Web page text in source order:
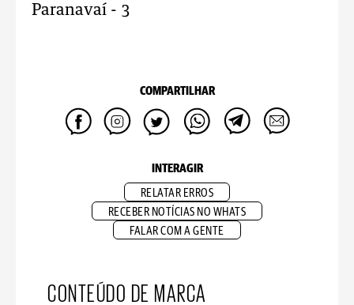
Paranavaí - 3
COMPARTILHAR
INTERAGIR
RELATAR ERROS
RECEBER NOTÍCIAS NO WHATS
FALAR COM A GENTE
CONTEÚDO DE MARCA